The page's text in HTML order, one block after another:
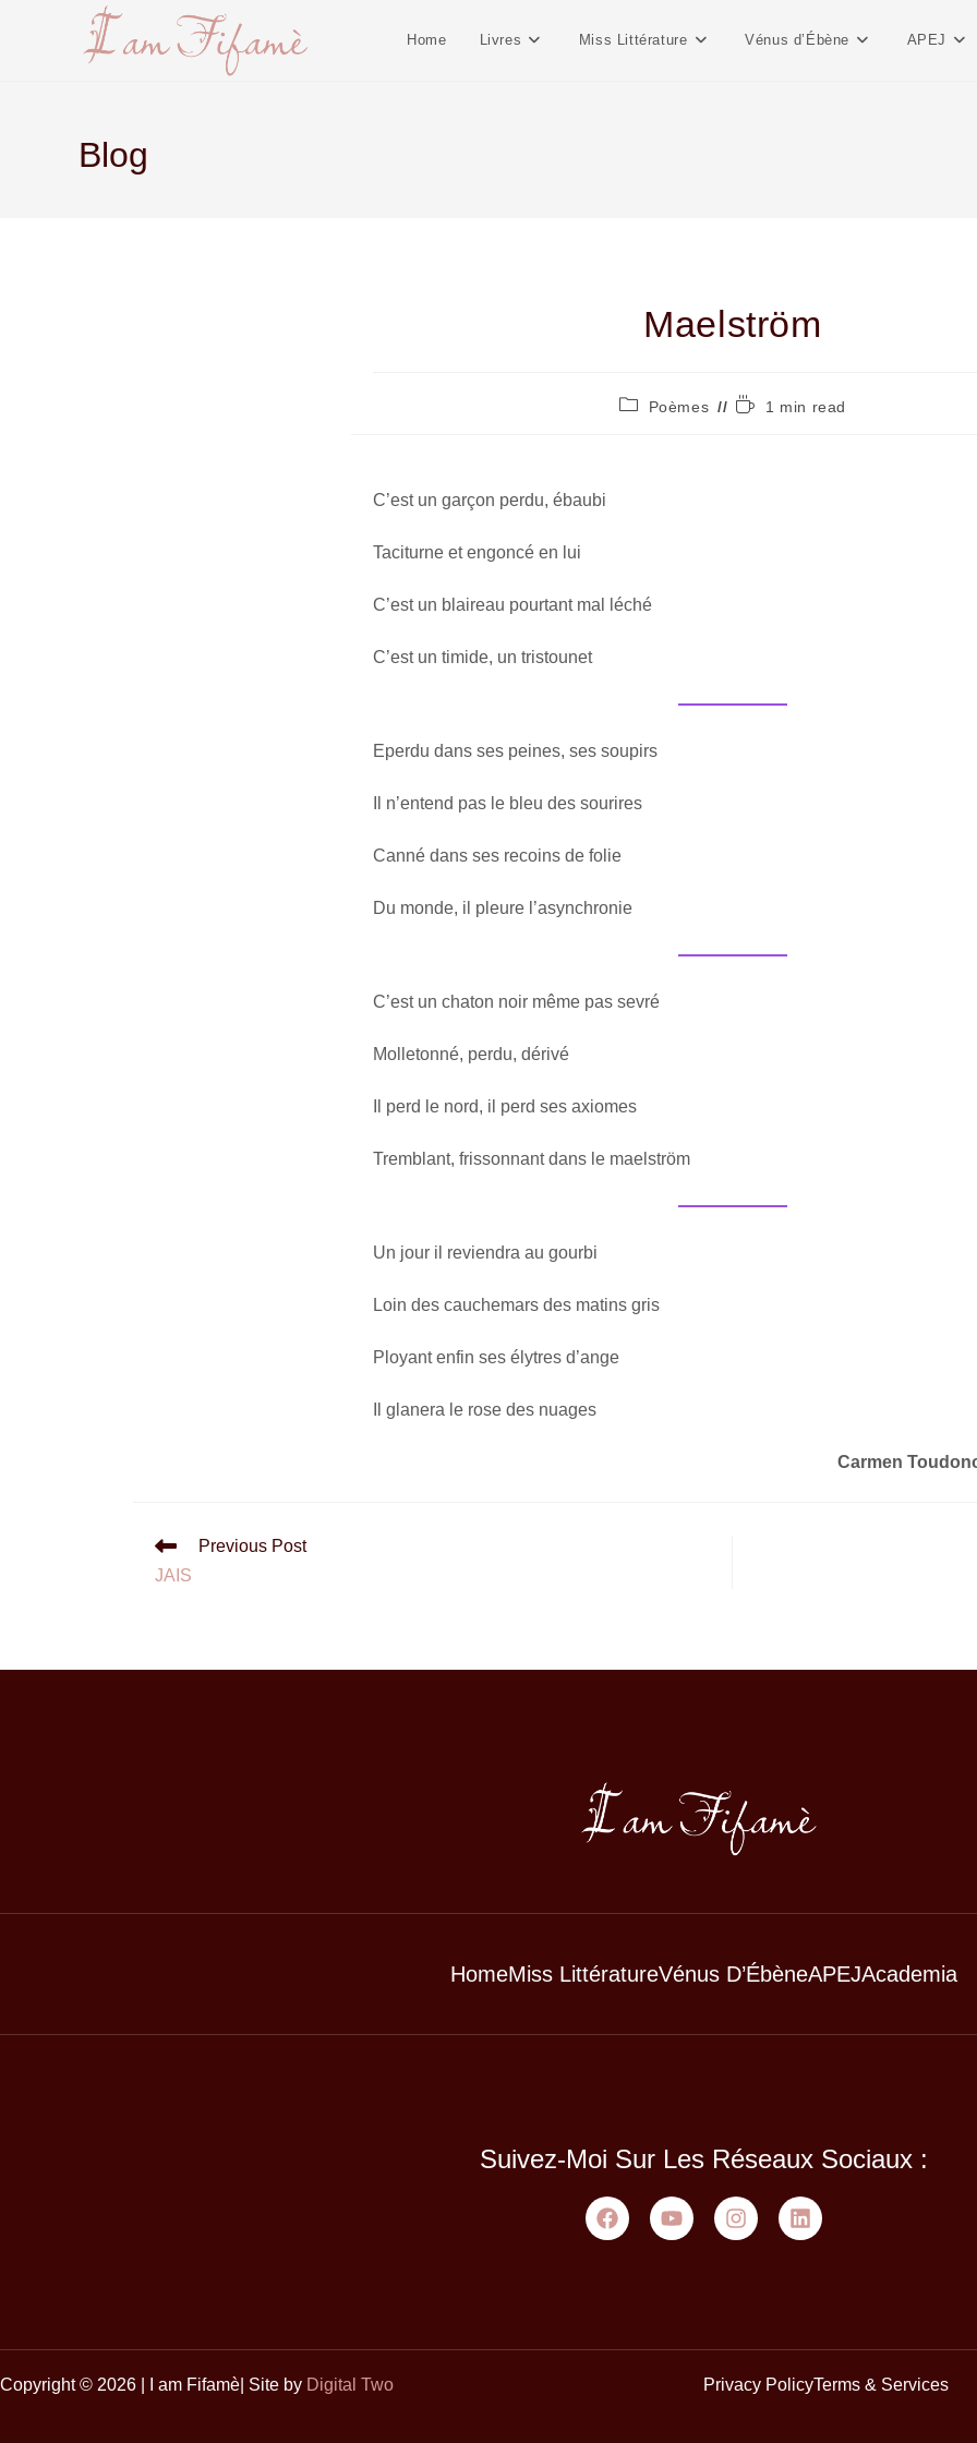
Home Livres Miss Littérature Vénus d’Ébène APEJ
Blog
Maelström
Poèmes 1 min read
C’est un garçon perdu, ébaubi
Taciturne et engoncé en lui
C’est un blaireau pourtant mal léché
C’est un timide, un tristounet
Eperdu dans ses peines, ses soupirs
Il n’entend pas le bleu des sourires
Canné dans ses recoins de folie
Du monde, il pleure l’asynchronie
C’est un chaton noir même pas sevré
Molletonné, perdu, dérivé
Il perd le nord, il perd ses axiomes
Tremblant, frissonnant dans le maelström
Un jour il reviendra au gourbi
Loin des cauchemars des matins gris
Ployant enfin ses élytres d’ange
Il glanera le rose des nuages
Carmen
Previous Post
JAIS
HomeMiss LittératureVénus D’ÉbèneAPEJAcademia
Suivez-Moi Sur Les Réseaux Sociaux :
Copyright © 2026 | I am Fifamè| Site by Digital Two Privacy PolicyTerms & Services